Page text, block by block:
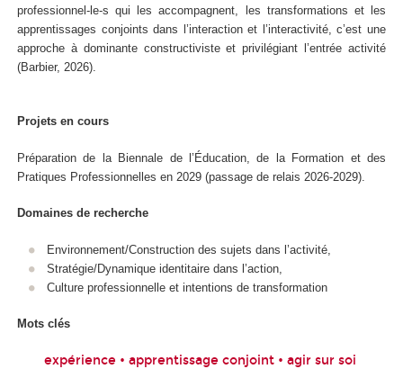
professionnel-le-s qui les accompagnent, les transformations et les
apprentissages conjoints dans l’interaction et l’interactivité, c’est une
approche à dominante constructiviste et privilégiant l’entrée activité
(Barbier, 2026).
Projets en cours
Préparation de la Biennale de l’Éducation, de la Formation et des
Pratiques Professionnelles en 2029 (passage de relais 2026-2029).
Domaines de recherche
Environnement/Construction des sujets dans l’activité,
Stratégie/Dynamique identitaire dans l’action,
Culture professionnelle et intentions de transformation
Mots clés
expérience • apprentissage conjoint • agir sur soi